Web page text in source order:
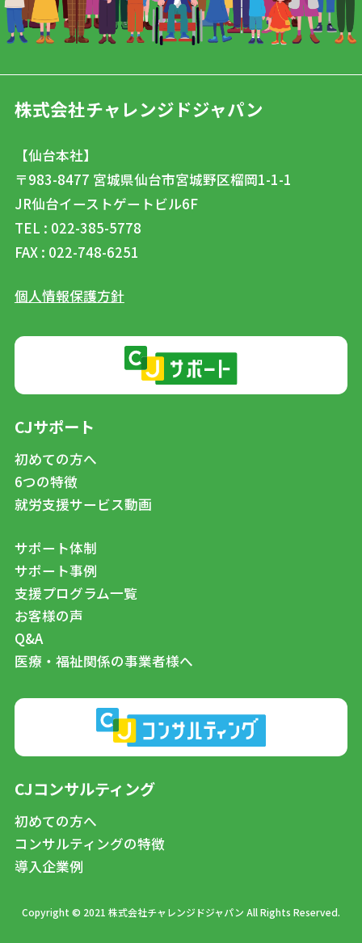
株式会社チャレンジドジャパン
【仙台本社】
〒983-8477 宮城県仙台市宮城野区榴岡1-1-1
JR仙台イーストゲートビル6F
TEL : 022-385-5778
FAX : 022-748-6251
個人情報保護方針
CJサポート
初めての方へ
6つの特徴
就労支援サービス動画
サポート体制
サポート事例
支援プログラム一覧
お客様の声
Q&A
医療・福祉関係の事業者様へ
CJコンサルティング
初めての方へ
コンサルティングの特徴
導入企業例
Copyright © 2021 株式会社チャレンジドジャパン All Rights Reserved.